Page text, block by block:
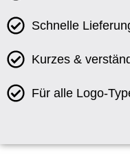
Schnelle
Kurzes &
Für alle Logo-